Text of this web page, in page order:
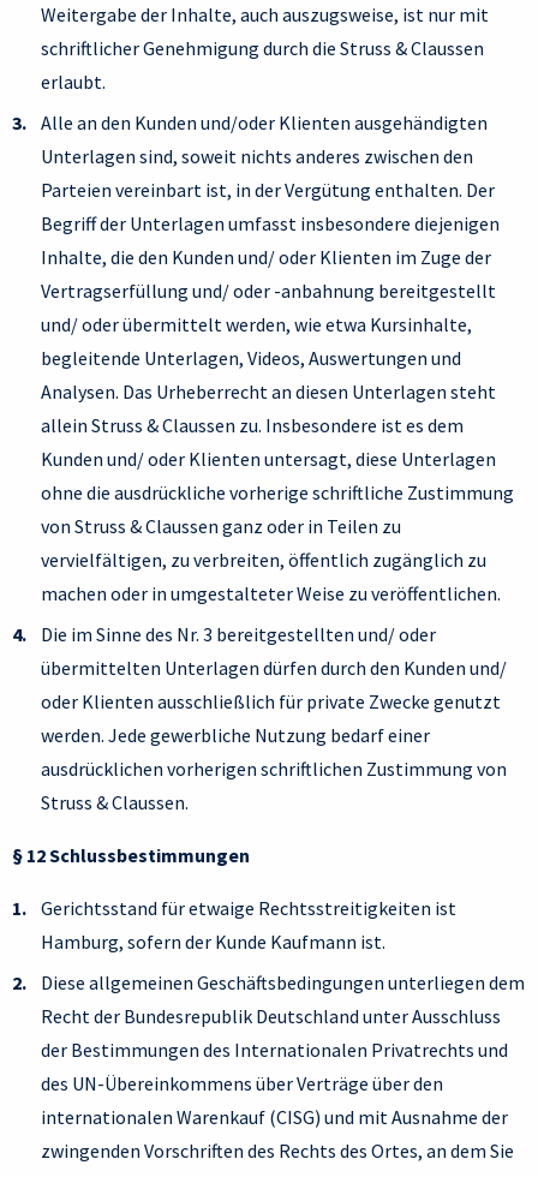
Weitergabe der Inhalte, auch auszugsweise, ist nur mit
schriftlicher Genehmigung durch die Struss & Claussen
erlaubt.
Alle an den Kunden und/oder Klienten ausgehändigten
Unterlagen sind, soweit nichts anderes zwischen den
Parteien vereinbart ist, in der Vergütung enthalten. Der
Begriff der Unterlagen umfasst insbesondere diejenigen
Inhalte, die den Kunden und/ oder Klienten im Zuge der
Vertragserfüllung und/ oder -anbahnung bereitgestellt
und/ oder übermittelt werden, wie etwa Kursinhalte,
begleitende Unterlagen, Videos, Auswertungen und
Analysen. Das Urheberrecht an diesen Unterlagen steht
allein Struss & Claussen zu. Insbesondere ist es dem
Kunden und/ oder Klienten untersagt, diese Unterlagen
ohne die ausdrückliche vorherige schriftliche Zustimmung
von Struss & Claussen ganz oder in Teilen zu
vervielfältigen, zu verbreiten, öffentlich zugänglich zu
machen oder in umgestalteter Weise zu veröffentlichen.
Die im Sinne des Nr. 3 bereitgestellten und/ oder
übermittelten Unterlagen dürfen durch den Kunden und/
oder Klienten ausschließlich für private Zwecke genutzt
werden. Jede gewerbliche Nutzung bedarf einer
ausdrücklichen vorherigen schriftlichen Zustimmung von
Struss & Claussen.
§ 12 Schlussbestimmungen
Gerichtsstand für etwaige Rechtsstreitigkeiten ist
Hamburg, sofern der Kunde Kaufmann ist.
Diese allgemeinen Geschäftsbedingungen unterliegen dem
Recht der Bundesrepublik Deutschland unter Ausschluss
der Bestimmungen des Internationalen Privatrechts und
des UN-Übereinkommens über Verträge über den
internationalen Warenkauf (CISG) und mit Ausnahme der
zwingenden Vorschriften des Rechts des Ortes, an dem Sie